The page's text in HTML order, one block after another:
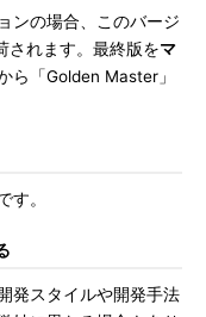
ンの場合、このバージ
されます。最終版をマ
ら「Golden Master」
す。
発スタイルや開発手法